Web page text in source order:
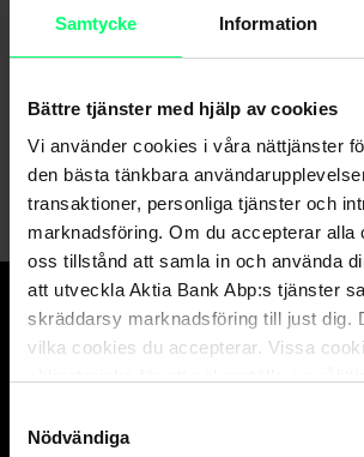
Samtycke Information
Bättre tjänster med hjälp av cookies
Vi använder cookies i våra nättjänster
den bästa tänkbara
transaktioner, personliga tjänster och
marknadsföring. Om du accepterar alla
oss tillstånd att samla in och använda
att utveckla Aktia Bank Abp:s tjänster
skräddarsy marknadsföring till just dig.
vilka cookies du accepterar. Vissa
Nödvändiga
Hittar du inte det du
Kundservice
Skicka ett meddelande till oss via
Den goda banken.
Och suveräna